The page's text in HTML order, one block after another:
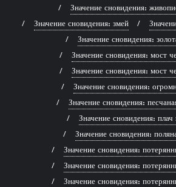
Значение сновидения:
Значение сновидения: змей
Значение сновидения:
Значение сновидения: мост
Значение сновидения: мост
Значение сновидения:
Значение сновидения:
Значение сновидения: плач
Значение сновидения:
Значение сновидения:
Значение сновидения:
Значение сновидения: